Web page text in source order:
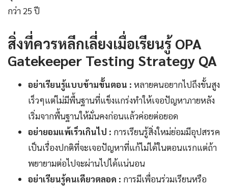
กว่า 25 ปี
สิ่งที่ควรหลีกเลี่ยงเมื่อเรียนรู้ OPA
Gatekeeper Testing Strategy QA
อย่าเรียนรู้แบบข้ามขั้นตอน : หลายคนอยากไปถึงขั้นสูง
เร็วๆแต่ไม่มีพื้นฐานที่แข็งแกร่งทำให้เจอปัญหาภายหลัง
เริ่มจากพื้นฐานให้มั่นคงก่อนแล้วค่อยต่อยอด
อย่ายอมแพ้เร็วเกินไป : การเรียนรู้สิ่งใหม่ย่อมมีอุปสรรค
เป็นเรื่องปกติที่จะเจอปัญหาที่แก้ไม่ได้ในตอนแรกแต่ถ้า
พยายามต่อไปจะผ่านไปได้แน่นอน
อย่าเรียนรู้คนเดียวตลอด : การมีเพื่อนร่วมเรียนหรือ